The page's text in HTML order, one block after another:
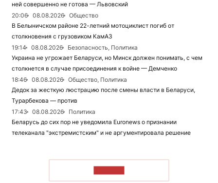
ней совершенно не готова — Львовский
20:06
08.08.2026
Общество
В Белыничском районе 22-летний мотоциклист погиб от
столкновения с грузовиком КамАЗ
19:14
08.08.2026
Безопасность, Политика
Украина не угрожает Беларуси, но Минск должен понимать, с чем
столкнется в случае присоединения к войне — Демченко
18:46
08.08.2026
Общество, Политика
Дедок за жесткую люстрацию после смены власти в Беларуси,
Турарбекова — против
17:43
08.08.2026
Политика
Беларусь до сих пор не уведомила Euronews о признании
телеканала "экстремистским" и не аргументировала решение